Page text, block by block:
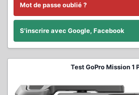
Mot de passe oublié ?
S'inscrire avec Google, Facebook
Test GoPro Mission 1